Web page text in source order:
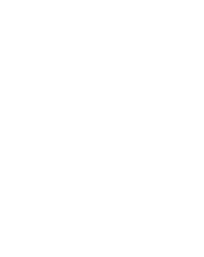
die
zuständigen
von einer